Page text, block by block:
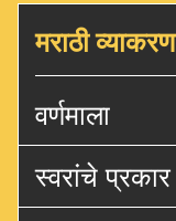
मराठी व्याकरण
वर्णमाला
स्वरांचे प्रकार